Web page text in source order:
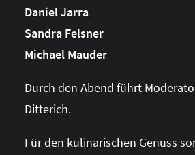
Daniel Jarra
Sandra Felsner
Michael Mauder
Durch den Abend führt
Ditterich.
Für den kulinarischen Genuss